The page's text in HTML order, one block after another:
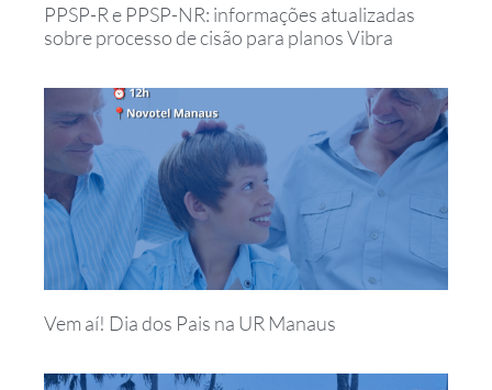
PPSP-R e PPSP-NR: informações atualizadas
sobre processo de cisão para planos Vibra
Vem aí! Dia dos Pais na UR Manaus